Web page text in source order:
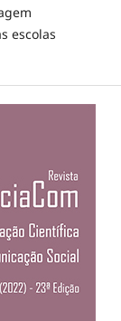
escolas